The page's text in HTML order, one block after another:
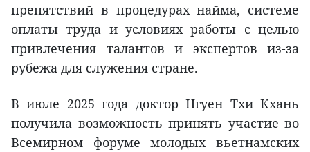
препятствий в процедурах найма, системе
оплаты труда и условиях работы с целью
привлечения талантов и экспертов из-за
рубежа для служения стране.
В июле 2025 года доктор Нгуен Тхи Кхань
получила возможность принять участие во
Всемирном форуме молодых вьетнамских